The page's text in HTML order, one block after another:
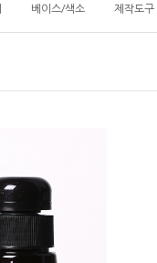
베이스/색소 제작도구